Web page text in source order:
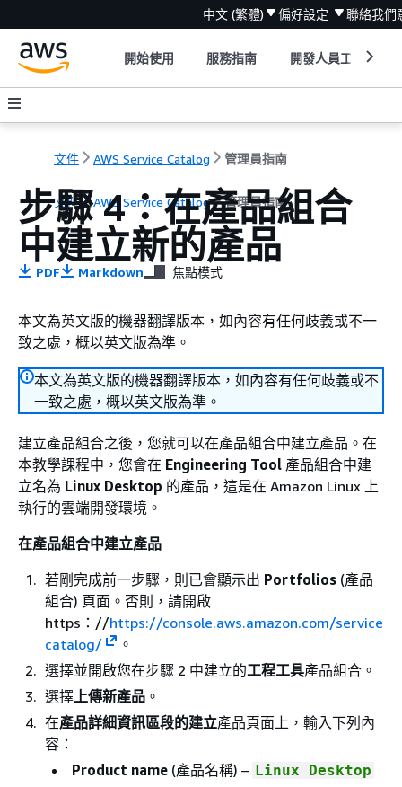
中文 (繁體) 偏好設定 聯絡我們
開始使用 服務指南 開發人員工具
文件 AWS Service Catalog 管理員指南
文件 AWS Service Catalog 管理員指南
步驟 4：在產品組合
中建立新的產品
PDF Markdown 焦點模式
本文為英文版的機器翻譯版本，如內容有任何歧義或不一
致之處，概以英文版為準。
本文為英文版的機器翻譯版本，如內容有任何歧義或不
一致之處，概以英文版為準。
建立產品組合之後，您就可以在產品組合中建立產品。在
本教學課程中，您會在 Engineering Tool 產品組合中建
立名為 Linux Desktop 的產品，這是在 Amazon Linux 上
執行的雲端開發環境。
在產品組合中建立產品
若剛完成前一步驟，則已會顯示出 Portfolios (產品
組合) 頁面。否則，請開啟
https：//https://console.aws.amazon.com/service
catalog/
。
選擇並開啟您在步驟 2 中建立的工程工具產品組合。
選擇上傳新產品 。
在產品詳細資訊區段的建立產品頁面上，輸入下列內
容：
Product name (產品名稱) – Linux Desktop